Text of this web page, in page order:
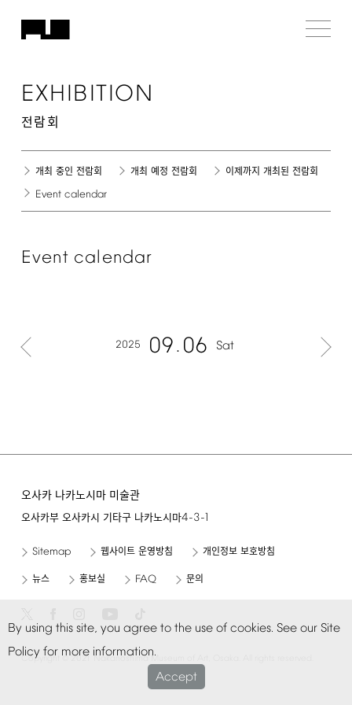
By using this site, you agree to the use of cookies. See our Site
Policy for more information.
Accept
EXHIBITION
전람회
개최 중인 전람회 개최 예정 전람회 이제까지 개최된 전람회
Event calendar
Event calendar
2025 09 06 Sat
오사카 나카노시마 미술관
오사카부 오사카시 기타구 나카노시마4-3-1
Sitemap 웹사이트 운영방침 개인정보 보호방침
뉴스 홍보실 FAQ 문의
Copyright © 2021 Nakanoshima